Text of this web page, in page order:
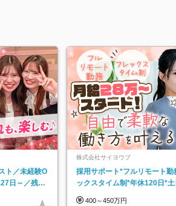
ト／未経験O
日～／残業
株式会社サイヨウブ
採用サポート*フルリモート勤
ックスタイム制*年休120日*土
400～450万円